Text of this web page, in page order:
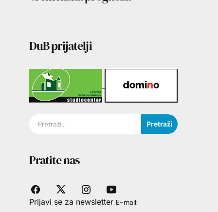
DuB prijatelji
Pretraži
Pratite nas
Prijavi se za newsletter E-mail: